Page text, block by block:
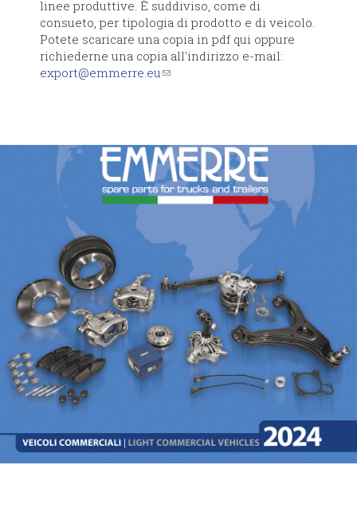
linee produttive. È suddiviso, come di
consueto, per tipologia di prodotto e di veicolo.
Potete scaricare una copia in pdf qui oppure
richiederne una copia all'indirizzo e-mail:
export@emmerre.eu